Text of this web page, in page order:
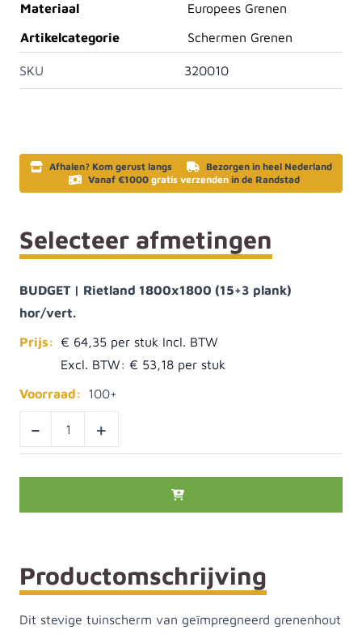
Materiaal
Europees Grenen
Artikelcategorie
Schermen Grenen
SKU 320010
Afhalen? Kom gerust langs
Bezorgen in heel Nederland
Vanaf €1000 gratis verzenden in de Randstad
Selecteer afmetingen
BUDGET | Rietland 1800x1800 (15+3 plank)
hor/vert.
Prijs: € 64,35
Excl. BTW: € 53,18
Voorraad:
100+
- +
Productomschrijving
Dit stevige tuinscherm van geïmpregneerd grenenhout